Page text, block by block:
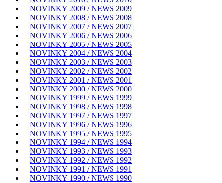
NOVINKY 2009 / NEWS 2009
NOVINKY 2008 / NEWS 2008
NOVINKY 2007 / NEWS 2007
NOVINKY 2006 / NEWS 2006
NOVINKY 2005 / NEWS 2005
NOVINKY 2004 / NEWS 2004
NOVINKY 2003 / NEWS 2003
NOVINKY 2002 / NEWS 2002
NOVINKY 2001 / NEWS 2001
NOVINKY 2000 / NEWS 2000
NOVINKY 1999 / NEWS 1999
NOVINKY 1998 / NEWS 1998
NOVINKY 1997 / NEWS 1997
NOVINKY 1996 / NEWS 1996
NOVINKY 1995 / NEWS 1995
NOVINKY 1994 / NEWS 1994
NOVINKY 1993 / NEWS 1993
NOVINKY 1992 / NEWS 1992
NOVINKY 1991 / NEWS 1991
NOVINKY 1990 / NEWS 1990